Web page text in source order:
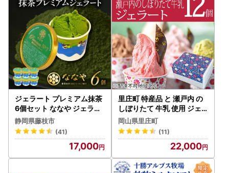
ジェラート プレミアム抹茶
6個セット ななや ジェラー
ト
静岡県藤枝市
(41)
17,000
里庄町 特産品 と 瀬戸内 の
しぼりたて 牛乳 使用 ジェ
ラート 12個 エストライブ
岡山県 里庄町 送料無料
岡山県里庄町
(11)
22,000